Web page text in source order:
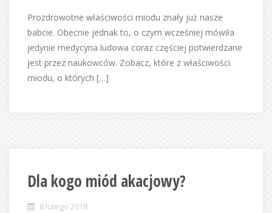
Prozdrowotne właściwości miodu znały już nasze
babcie. Obecnie jednak to, o czym wcześniej mówiła
jedynie medycyna ludowa coraz częściej potwierdzane
jest przez naukowców. Zobacz, które z właściwości
miodu, o których […]
Dla kogo miód akacjowy?
8 lutego 2018